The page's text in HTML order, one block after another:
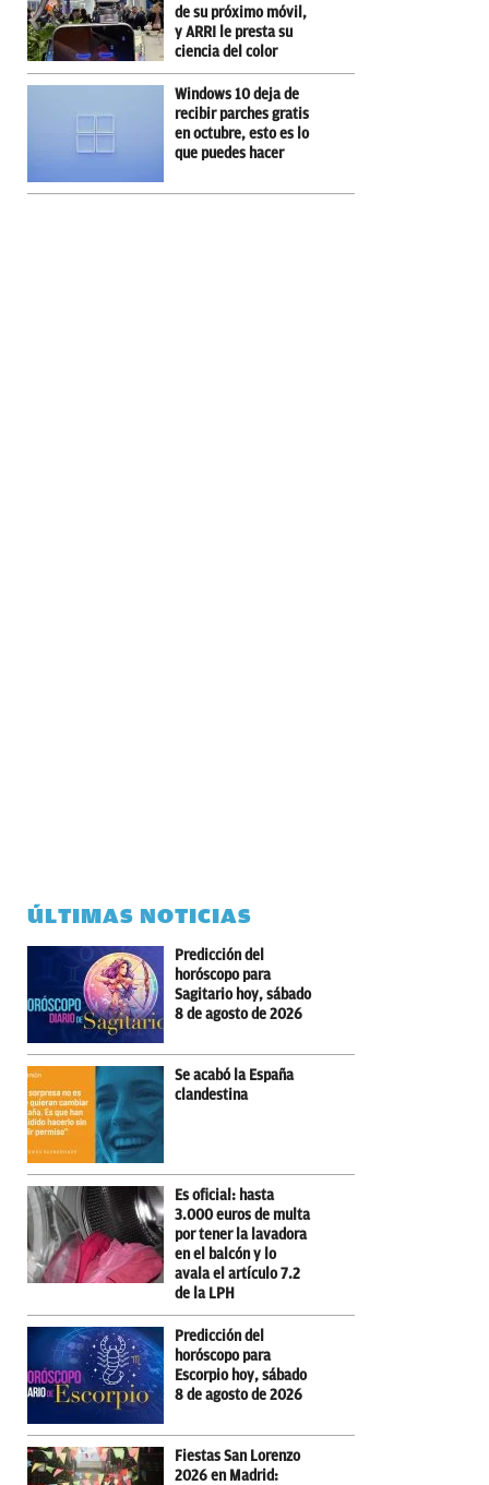
de su próximo móvil,
y ARRI le presta su
ciencia del color
Windows 10 deja de
recibir parches gratis
en octubre, esto es lo
que puedes hacer
ÚLTIMAS NOTICIAS
Predicción del
horóscopo para
Sagitario hoy, sábado
8 de agosto de 2026
Se acabó la España
clandestina
Es oficial: hasta
3.000 euros de multa
por tener la lavadora
en el balcón y lo
avala el artículo 7.2
de la LPH
Predicción del
horóscopo para
Escorpio hoy, sábado
8 de agosto de 2026
Fiestas San Lorenzo
2026 en Madrid: